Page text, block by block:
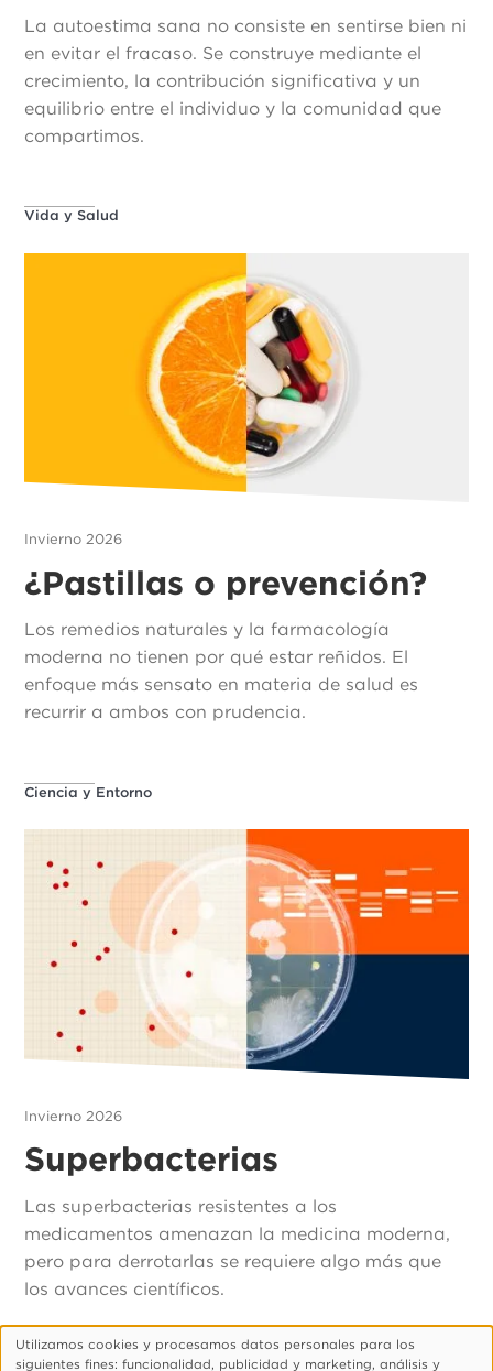
La autoestima sana no consiste en sentirse bien ni
en evitar el fracaso. Se construye mediante el
crecimiento, la contribución significativa y un
equilibrio entre el individuo y la comunidad que
compartimos.
Vida y Salud
Invierno 2026
¿Pastillas o prevención?
Los remedios naturales y la farmacología
moderna no tienen por qué estar reñidos. El
enfoque más sensato en materia de salud es
recurrir a ambos con prudencia.
Ciencia y Entorno
Invierno 2026
Superbacterias
Las superbacterias resistentes a los
medicamentos amenazan la medicina moderna,
pero para derrotarlas se requiere algo más que
los avances científicos.
Uso
Utilizamos cookies y procesamos datos personales para los
siguientes fines: funcionalidad, publicidad y marketing, análisis y